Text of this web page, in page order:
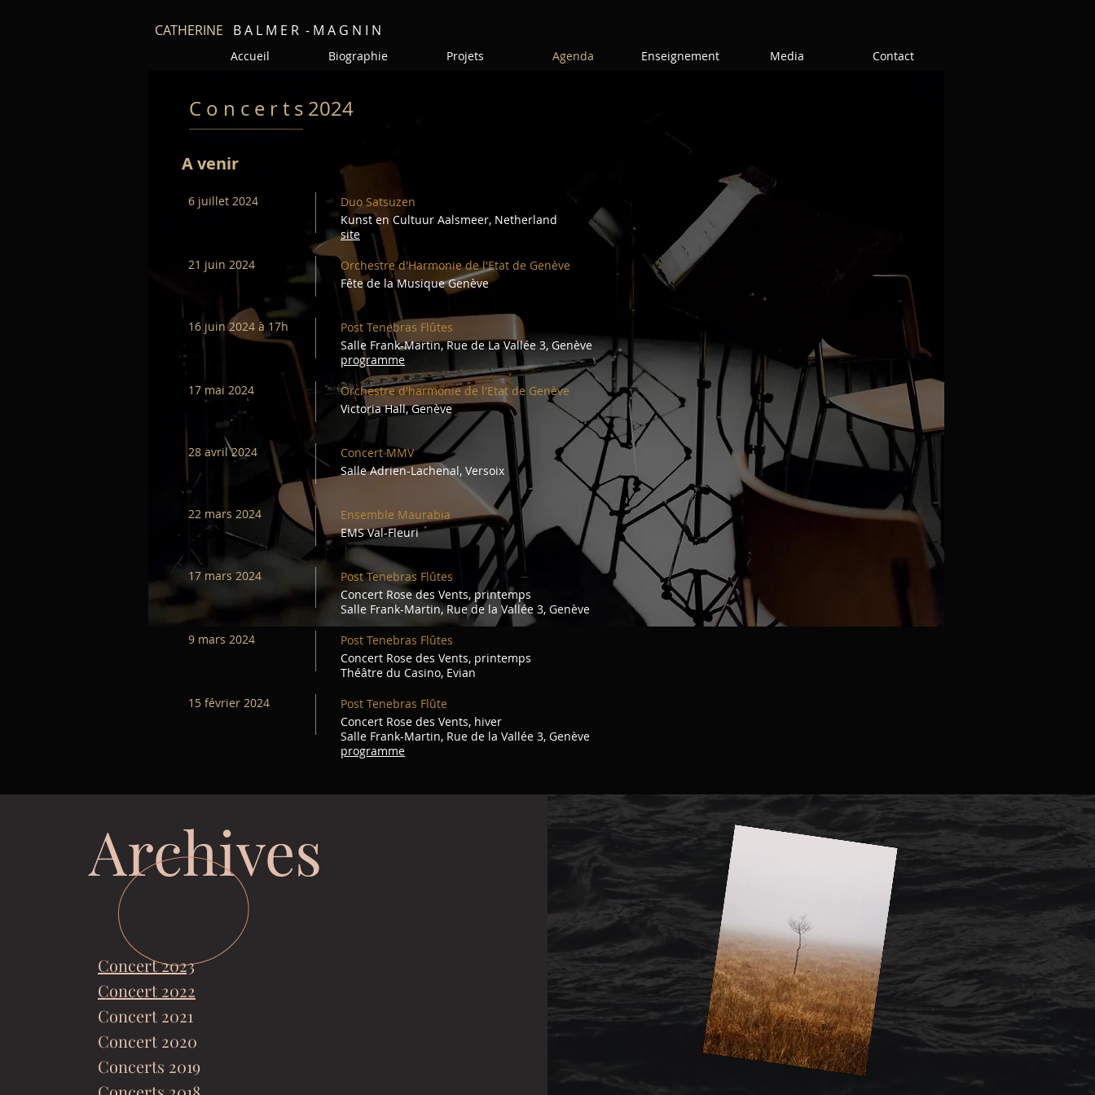
CATHERINE B A L M E R - M A G N I N
Accueil Biographie Projets Agenda Enseignement Media Contact
C o n c e r t s 2024
6 juillet 2024
Duo Satsuzen
Kunst en Cultuur Aalsmeer, Netherland
site
21 juin 2024
Orchestre d'Harmonie de l'Etat de Genève
Fête de la Musique Genève
16 juin 2024 à 17h
Post Tenebras Flûtes
Salle Frank-Martin, Rue de La Vallée 3, Genève
programme
17 mai 2024
Orchestre d'harmonie de l'Etat de Genève
Victoria Hall, Genève
28 avril 2024
Concert MMV
Salle Adrien-Lachenal, Versoix
22 mars 2024
Ensemble Maurabia
EMS Val-Fleuri
17 mars 2024
Post Tenebras Flûtes
Concert Rose des Vents, printemps
Salle Frank-Martin, Rue de la Vallée 3, Genève
9 mars 2024
Post Tenebras Flûtes
Concert Rose des Vents, printemps
Théâtre du Casino, Evian
15 février 2024
Post Tenebras Flûte
Concert Rose des Vents, hiver
Salle Frank-Martin, Rue de la Vallée 3, Genève
programme
A venir
Archives
Concert 2023
Concert 2022
Concert 2021
Concert 2020
Concerts 2019